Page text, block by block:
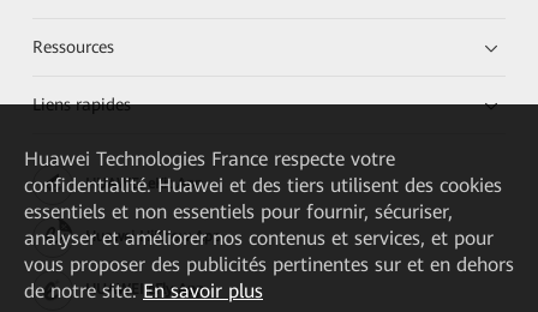
Ressources
Liens rapides
HUAWEI eKit App
Huawei HiKnow App
HUAWEI eFly App
Huawei Technologies France respecte votre
confidentialité. Huawei et des tiers utilisent des cookies
essentiels et non essentiels pour fournir, sécuriser,
analyser et améliorer nos contenus et services, et pour
vous proposer des publicités pertinentes sur et en dehors
de notre site. En savoir plus